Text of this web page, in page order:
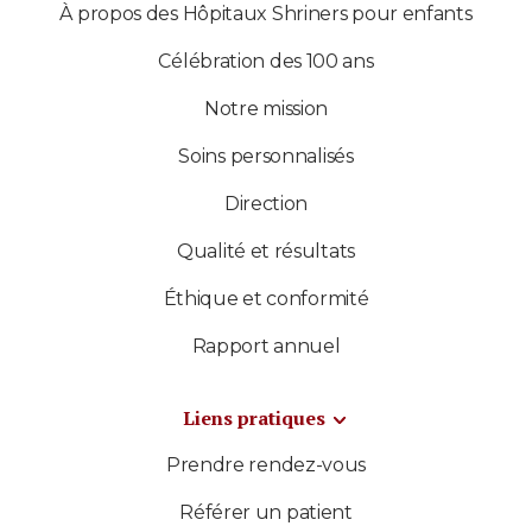
À propos des Hôpitaux Shriners pour enfants
Célébration des 100 ans
Notre mission
Soins personnalisés
Direction
Qualité et résultats
Éthique et conformité
Rapport annuel
Liens pratiques
Prendre rendez-vous
Référer un patient